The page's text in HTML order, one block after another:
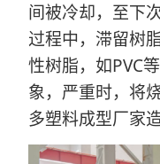
间被冷却，至下
过程中，滞留树
性树脂，如PVC
象，严重时，将
多塑料成型厂家